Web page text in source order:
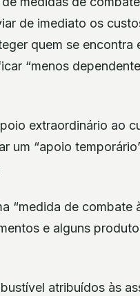
de imediato os
quem se encontra
“menos
extraordinário ao
um “apoio
“medida de combate
e alguns
atribuídos às